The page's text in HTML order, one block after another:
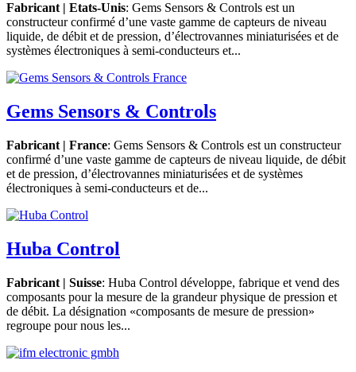
Fabricant | Etats-Unis: Gems Sensors & Controls est un
constructeur confirmé d’une vaste gamme de capteurs de niveau
liquide, de débit et de pression, d’électrovannes miniaturisées et de
systèmes électroniques à semi-conducteurs et...
Gems Sensors & Controls
Fabricant | France: Gems Sensors & Controls est un constructeur
confirmé d’une vaste gamme de capteurs de niveau liquide, de débit
et de pression, d’électrovannes miniaturisées et de systèmes
électroniques à semi-conducteurs et de...
Huba Control
Fabricant | Suisse: Huba Control développe, fabrique et vend des
composants pour la mesure de la grandeur physique de pression et
de débit. La désignation «composants de mesure de pression»
regroupe pour nous les...